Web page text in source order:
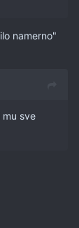
namerno"
mu sve